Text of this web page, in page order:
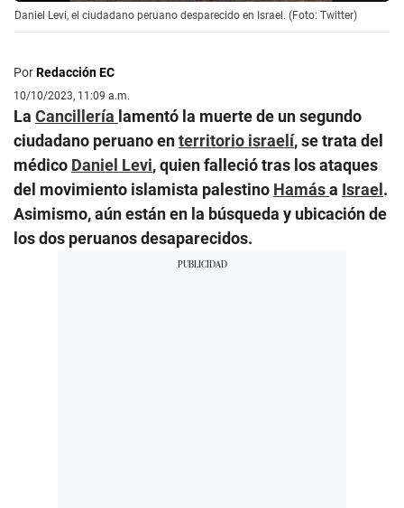
Daniel Levi, el ciudadano peruano desparecido en Israel. (Foto: Twitter)
PorRedacción EC
10/10/2023, 11:09 a.m.
La Cancillería lamentó la muerte de un segundo
ciudadano peruano enterritorio israelí, se trata del
médico Daniel Levi, quien falleció tras los ataques
del movimiento islamista palestino Hamása Israel .
Asimismo, aún están en la búsqueda y ubicación de
los dos peruanos desaparecidos.